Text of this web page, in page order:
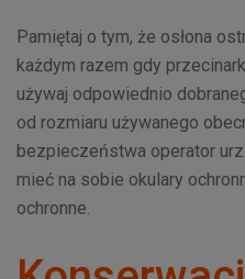
Pamiętaj o tym, że osłona
każdym razem gdy
używaj odpowiednio
od rozmiaru używanego
bezpieczeństwa operator
mieć na sobie okulary
ochronne.